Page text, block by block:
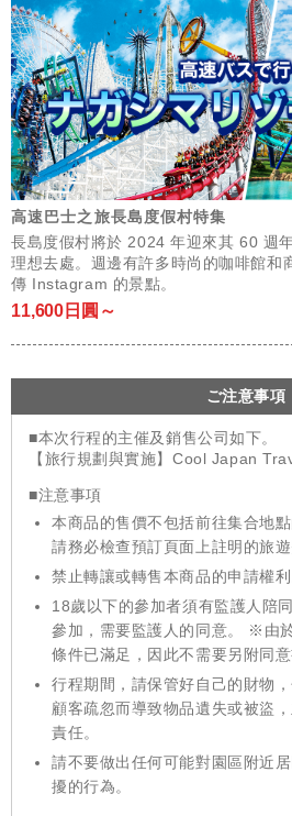
高速巴士之旅長島度假村特集
長島度假村將於 2024 年迎來其 60 週
理想去處。週邊有許多時尚的咖啡館和
傳 Instagram 的景點。
11,600日圓～
ご注意事項
■本次行程的主催及銷售公司如下。
【旅行規劃與實施】Cool Japan
■注意事項
本商品的售價不包括前往集合地
請務必檢查預訂頁面上註明的旅遊
禁止轉讓或轉售本商品的申請權利
18歲以下的參加者須有監護人陪
參加，需要監護人的同意。 ※由
條件已滿足，因此不需要另附同意
行程期間，請保管好自己的財物
顧客疏忽而導致物品遺失或被盜
責任。
請不要做出任何可能對園區附近
擾的行為。